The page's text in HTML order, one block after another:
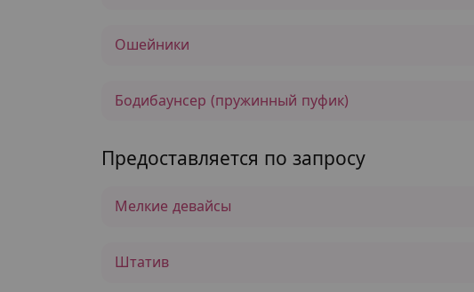
Ошейники
Бодибаунсер (пружинный пуфик)
Предоставляется по запросу
Мелкие девайсы
Штатив